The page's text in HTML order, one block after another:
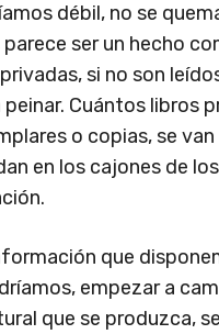
débil, no se
ser un hecho
si no son
Cuántos libros
o copias, se
en los cajones de
que
empezar a
que se produzca,